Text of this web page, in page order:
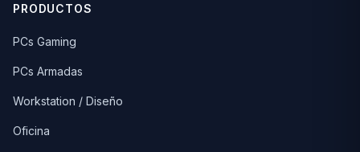
PRODUCTOS
PCs Gaming
PCs Armadas
Workstation / Diseño
Oficina